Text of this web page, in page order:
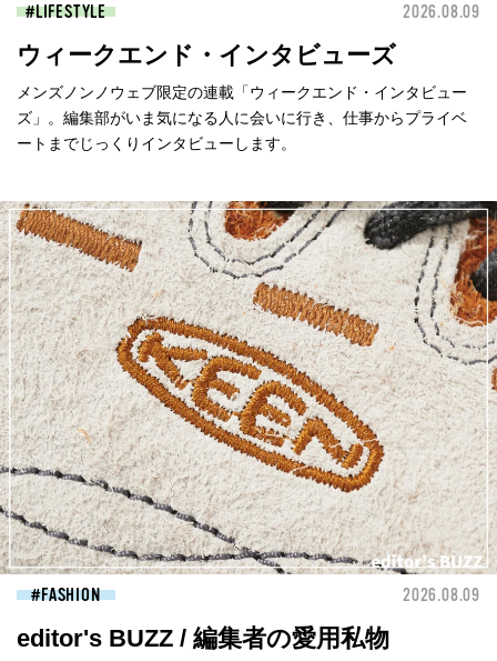
LIFESTYLE 2026.08.09
ウィークエンド・インタビューズ
メンズノンノウェブ限定の連載「ウィークエンド・インタビュー
ズ」。編集部がいま気になる人に会いに行き、仕事からプライベ
ートまでじっくりインタビューします。
FASHION 2026.08.09
editor's BUZZ / 編集者の愛用私物